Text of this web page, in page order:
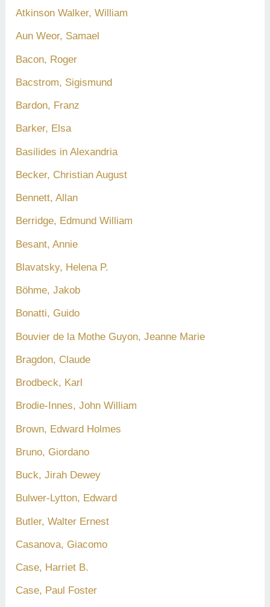
Atkinson Walker, William
Aun Weor, Samael
Bacon, Roger
Bacstrom, Sigismund
Bardon, Franz
Barker, Elsa
Basilides in Alexandria
Becker, Christian August
Bennett, Allan
Berridge, Edmund William
Besant, Annie
Blavatsky, Helena P.
Böhme, Jakob
Bonatti, Guido
Bouvier de la Mothe Guyon, Jeanne Marie
Bragdon, Claude
Brodbeck, Karl
Brodie-Innes, John William
Brown, Edward Holmes
Bruno, Giordano
Buck, Jirah Dewey
Bulwer-Lytton, Edward
Butler, Walter Ernest
Casanova, Giacomo
Case, Harriet B.
Case, Paul Foster